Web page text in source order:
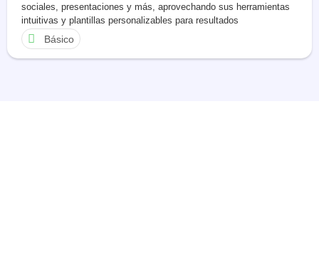
sociales, presentaciones y más, aprovechando sus herramientas
intuitivas y plantillas personalizables para resultados
sorprendentes.
Básico